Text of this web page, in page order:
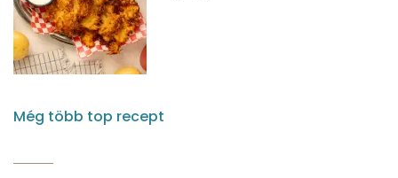
Még több top recept